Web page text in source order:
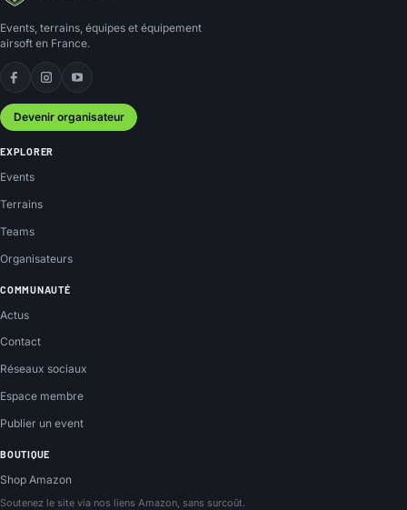
Events, terrains, équipes et équipement
airsoft en France.
Facebook
Instagram
YouTube
Devenir organisateur
EXPLORER
Events
Terrains
Teams
Organisateurs
COMMUNAUTÉ
Actus
Contact
Réseaux sociaux
Espace membre
Publier un event
BOUTIQUE
Shop Amazon
Soutenez le site via nos liens Amazon, sans surcoût.